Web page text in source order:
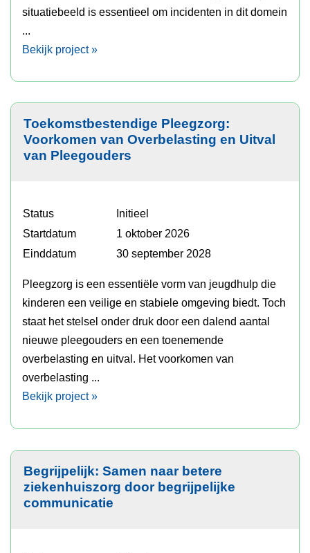
situatiebeeld is essentieel om incidenten in dit domein
Bekijk project »
Toekomstbestendige Pleegzorg:
Voorkomen van Overbelasting en Uitval
van Pleegouders
Status
Initieel
Startdatum
1 oktober 2026
Einddatum
30 september 2028
Pleegzorg is een essentiële vorm van jeugdhulp die
kinderen een veilige en stabiele omgeving biedt. Toch
staat het stelsel onder druk door een dalend aantal
nieuwe pleegouders en een toenemende
overbelasting en uitval. Het voorkomen van
overbelasting ...
Bekijk project »
Begrijpelijk: Samen naar betere
ziekenhuiszorg door begrijpelijke
communicatie